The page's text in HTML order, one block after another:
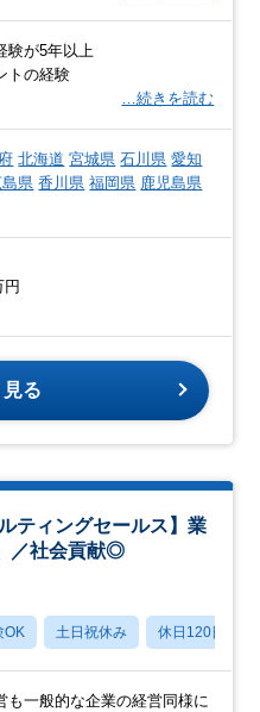
験が5年以上
トの経験
…続きを読む
北海道 宮城県 石川県 愛知
島県 香川県 福岡県 鹿児島県
円
る
ティングセールス】業
／社会貢献◎
OK 土日祝休み 休日120日以上
も一般的な企業の経営同様に